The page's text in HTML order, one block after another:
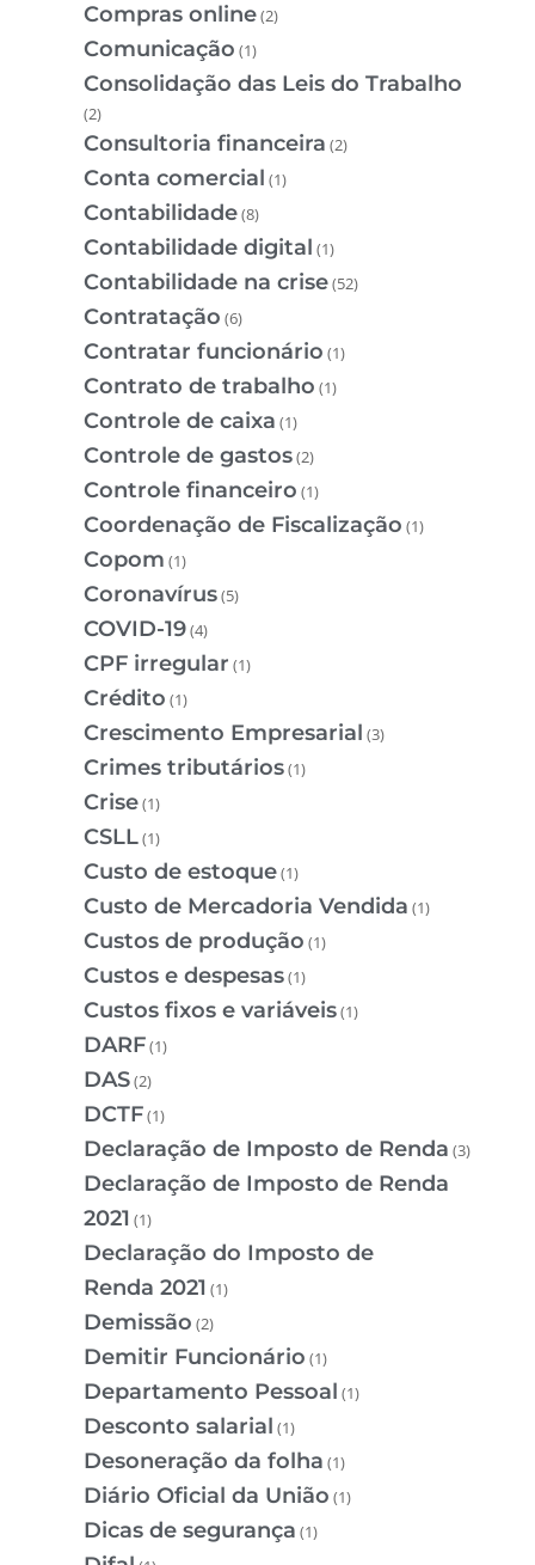
Compras online(2)
Comunicação (1)
Consolidação das Leis do Trabalho
(2)
Consultoria financeira (2)
Conta comercial (1)
Contabilidade(8)
Contabilidade digital (1)
Contabilidade na crise(52)
Contratação (6)
Contratar funcionário (1)
Contrato de trabalho (1)
Controle de caixa (1)
Controle de gastos(2)
Controle financeiro (1)
Coordenação de Fiscalização (1)
Copom (1)
Coronavírus(5)
COVID-19(4)
CPF irregular (1)
Crédito (1)
Crescimento Empresarial (3)
Crimes tributários(1)
Crise(1)
CSLL(1)
Custo de estoque(1)
Custo de Mercadoria Vendida (1)
Custos de produção (1)
Custos e despesas(1)
Custos fixos e variáveis(1)
DARF(1)
DAS(2)
DCTF(1)
Declaração de Imposto de Renda (3)
Declaração de Imposto de Renda
2021 (1)
Declaração do Imposto de
Renda 2021 (1)
Demissão (2)
Demitir Funcionário (1)
Departamento Pessoal (1)
Desconto salarial (1)
Desoneração da folha (1)
Diário Oficial da União (1)
Dicas de segurança (1)